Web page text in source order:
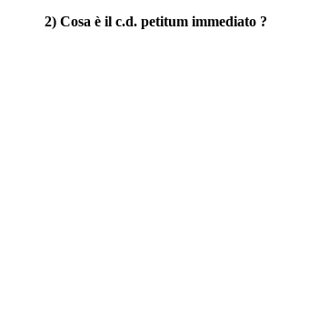
2) Cosa è il c.d. petitum immediato ?